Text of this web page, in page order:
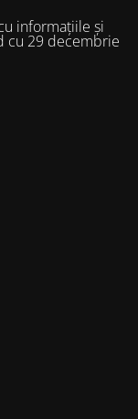
informațiile și
cu 29 decembrie